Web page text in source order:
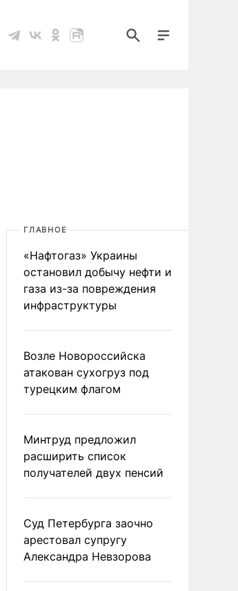
ГЛАВНОЕ
«Нафтогаз» Украины
остановил добычу нефти и
газа из-за повреждения
инфраструктуры
Возле Новороссийска
атакован сухогруз под
турецким флагом
Минтруд предложил
расширить список
получателей двух пенсий
Суд Петербурга заочно
арестовал супругу
Александра Невзорова